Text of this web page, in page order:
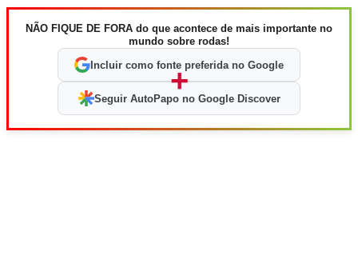
NÃO FIQUE DE FORA do que acontece de mais importante no
mundo sobre rodas!
Incluir como fonte preferida no Google
+
Seguir AutoPapo no Google Discover